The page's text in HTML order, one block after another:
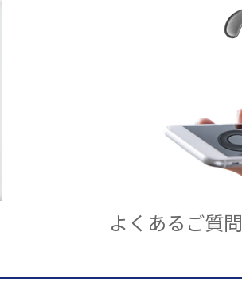
よくあるご質問